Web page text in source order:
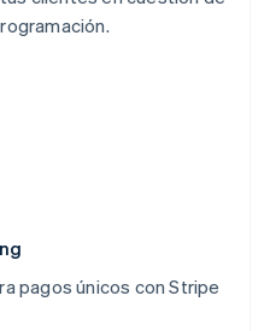
pagos únicos con Stripe